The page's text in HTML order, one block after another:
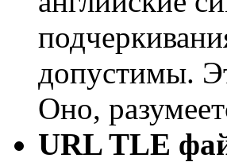
допустимы.
Оно,
URL TLE